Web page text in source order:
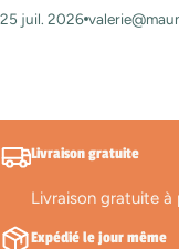
25 juil. 2026
Livraison gratuite
Livraison gratuite
Expédié le jour même